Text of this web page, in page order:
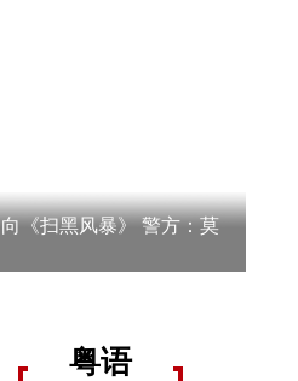
《扫黑风暴》 警方：莫
粤语